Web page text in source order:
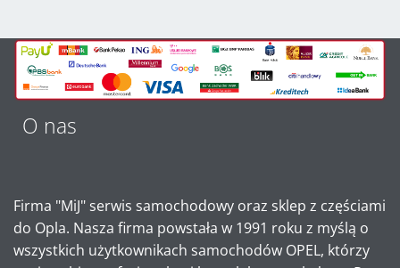
O nas
Firma "MiJ" serwis samochodowy oraz sklep z częściami
do Opla. Nasza firma powstała w 1991 roku z myślą o
wszystkich użytkownikach samochodów OPEL, którzy